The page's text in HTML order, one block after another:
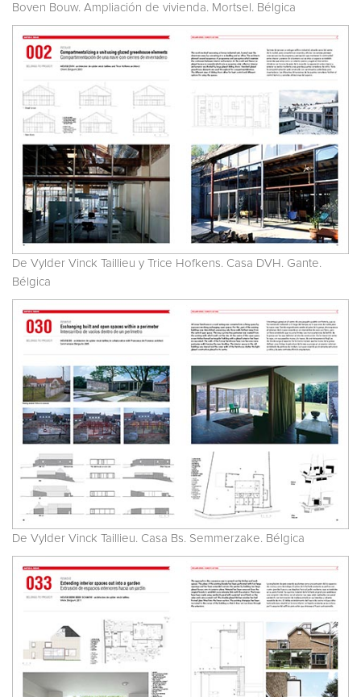
Boven Bouw. Ampliación de vivienda. Mortsel. Bélgica
De Vylder Vinck Taillieu y Trice Hofkens. Casa DVH. Gante.
Bélgica
De Vylder Vinck Taillieu. Casa Bs. Semmerzake. Bélgica